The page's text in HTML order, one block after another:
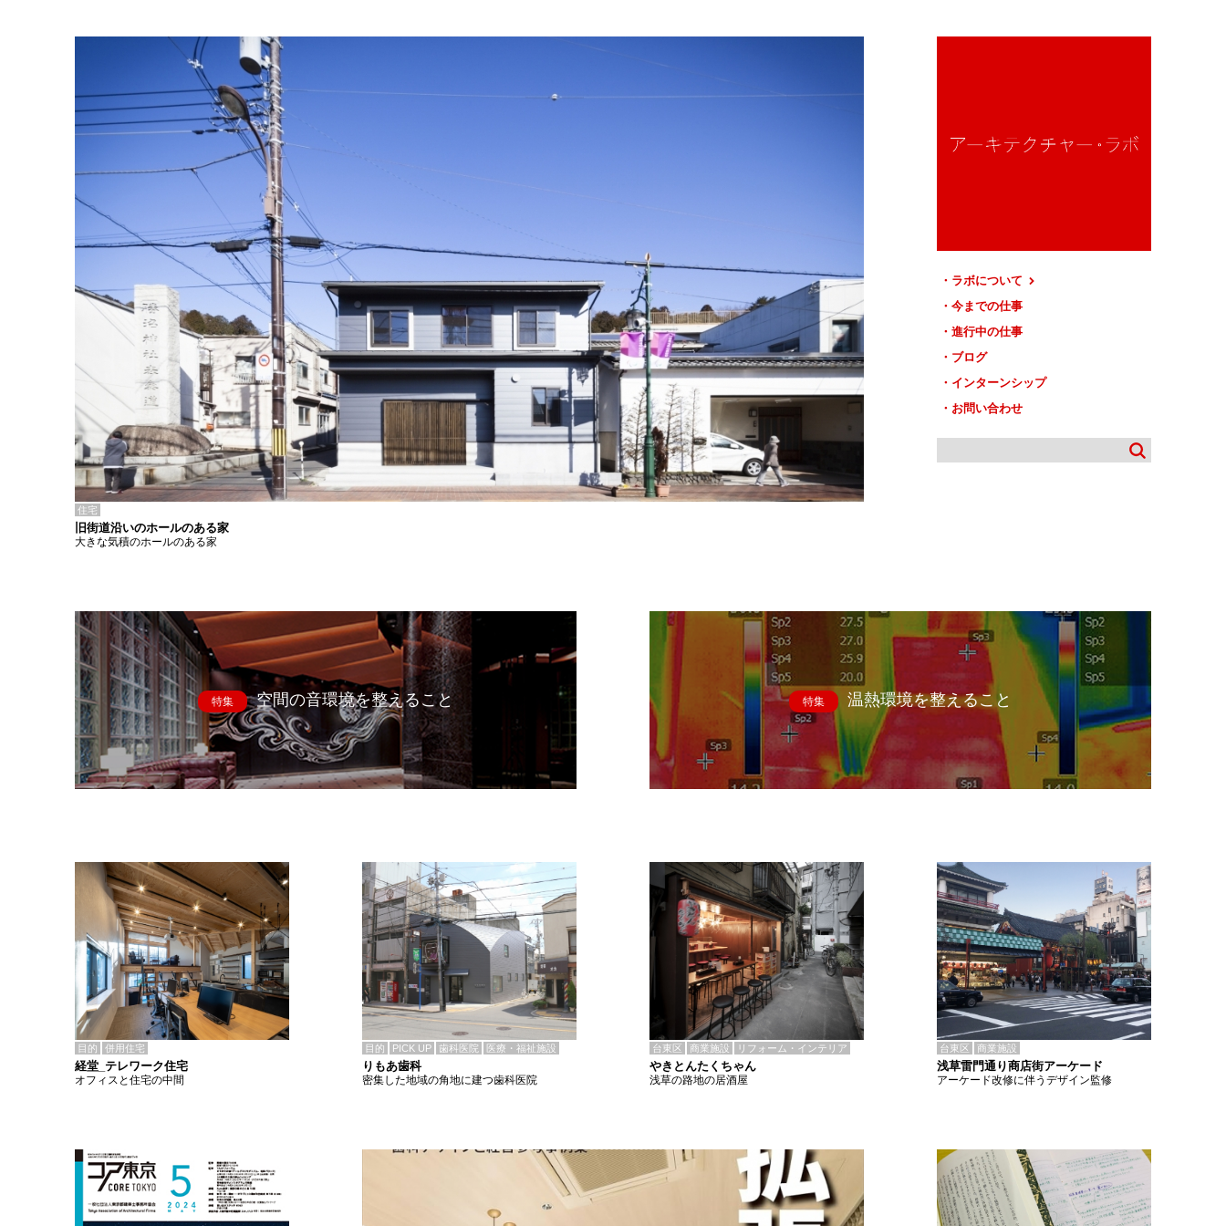
ラボについて
今までの仕事
進行中の仕事
ブログ
インターンシップ
お問い合わせ
住宅
旧街道沿いのホールのある家
大きな気積のホールのある家
特集 空間の音環境を整えること 特集 温熱環境を整えること
目的 併用住宅
経堂_テレワーク住宅
オフィスと住宅の中間
目的 PICK UP 歯科医院 医療・福祉施設
りもあ歯科
密集した地域の角地に建つ歯科医院
台東区 商業施設 リフォーム・インテリア
やきとんたくちゃん
浅草の路地の居酒屋
台東区 商業施設
浅草雷門通り商店街アーケード
アーケード改修に伴うデザイン監修